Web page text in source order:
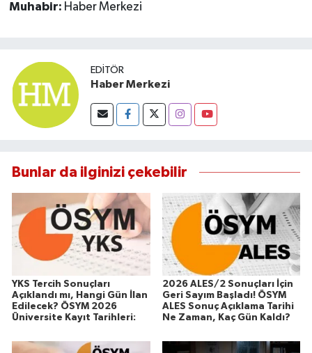
Muhabir: Haber Merkezi
EDITÖR
Haber Merkezi
Bunlar da ilginizi çekebilir
YKS Tercih Sonuçları
Açıklandı mı, Hangi Gün İlan
Edilecek? ÖSYM 2026
Üniversite Kayıt Tarihleri:
2026 ALES/2 Sonuçları İçin
Geri Sayım Başladı! ÖSYM
ALES Sonuç Açıklama Tarihi
Ne Zaman, Kaç Gün Kaldı?